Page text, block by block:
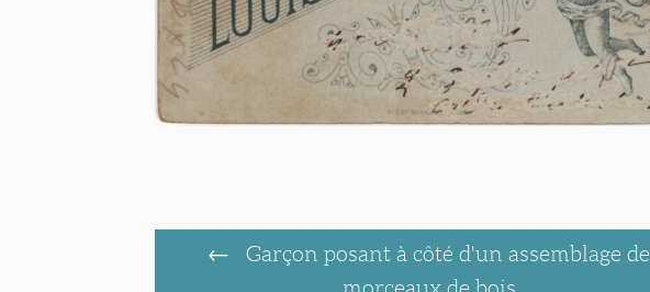
Garçon posant à côté d'un assemblage de